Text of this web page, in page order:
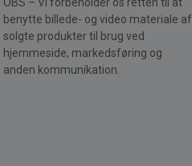
OBS – Vi forbeholder os retten til at
benytte billede- og video materiale af
solgte produkter til brug ved
hjemmeside, markedsføring og
anden kommunikation.